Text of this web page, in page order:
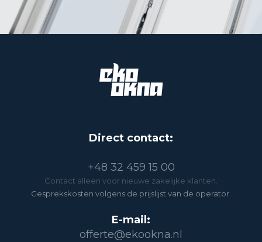
Direct contact:
+48 32 459 15 00
Contact alleen voor nieuwe zakelijke klanten.
Gesprekskosten volgens de prijslijst van de operator.
E-mail:
offerte@ekookna.nl